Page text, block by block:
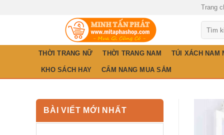
Trang
kiếm:
THỜI TRANG NỮ THỜI TRANG NAM TÚI XÁCH NAM
KHO SÁCH HAY CẨM NANG MUA SẮM
BÀI VIẾT MỚI NHẤT